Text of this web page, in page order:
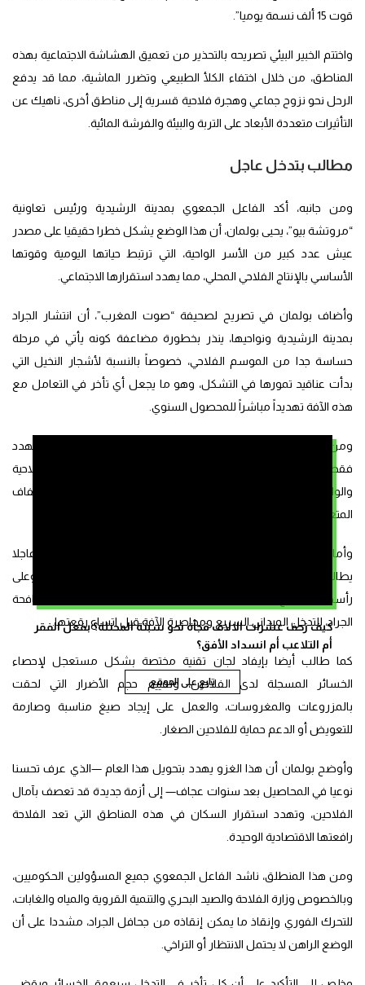
كيف زحف عشرات الالاف فجأة نحو سبتة المحتلة؟ بفعل الفقر
أم التلاعب أم انسداد الأفق؟
تابع على الموقع
قوت 15 ألف نسمة يوميا”.
واختتم الخبير البيئي تصريحه بالتحذير من تعميق الهشاشة الاجتماعية بهذه
المناطق، من خلال اختفاء الكلأ الطبيعي وتضرر الماشية، مما قد يدفع
الرحل نحو نزوح جماعي وهجرة فلاحية قسرية إلى مناطق أخرى، ناهيك عن
التأثيرات متعددة الأبعاد على التربة والبيئة والفرشة المائية.
مطالب بتدخل عاجل
ومن جانبه، أكد الفاعل الجمعوي بمدينة الرشيدية ورئيس تعاونية
“مروتشة بيو”، يحيى بولمان، أن هذا الوضع يشكل خطرا حقيقيا على مصدر
عيش عدد كبير من الأسر الواحية، التي ترتبط حياتها اليومية وقوتها
الأساسي بالإنتاج الفلاحي المحلي، مما يهدد استقرارها الاجتماعي.
وأضاف بولمان في تصريح لصحيفة “صوت المغرب”، أن انتشار الجراد
بمدينة الرشيدية ونواحيها، ينذر بخطورة مضاعفة كونه يأتي في مرحلة
حساسة جدا من الموسم الفلاحي، خصوصاً بالنسبة لأشجار النخيل التي
بدأت عناقيد تمورها في التشكل، وهو ما يجعل أي تأخر في التعامل مع
هذه الآفة تهديداً مباشراً للمحصول السنوي.
ومن جهة أخرى يرى المتحدث أن اقتحام الجراد لهذه المناطق لا يهدد
فقط الزراعات الموسمية الحالية، بل يمس عمق المنظومة الفلاحية
والواحية الهشة، التي تعاني أساسا منذ سنوات طويلة من آثار الجفاف
المتعاقب وتراجع الموارد المائية الجوفية.
وأمام هذا الوضع المقلق، وجه رئيس تعاونية “مروتشة بيو” نداء عاجلا
يطالب فيه بتعبئة فورية من طرف مختلف السلطات المختصة، وعلى
رأسها المصالح الفلاحية والسلطات المحلية والجهات المعنية بمكافحة
الجراد، للتدخل الميداني السريع ومحاصرة الآفة قبل اتساع رقعتها.
كما طالب أيضا بإيفاد لجان تقنية مختصة بشكل مستعجل لإحصاء
الخسائر المسجلة لدى الفلاحين، وتقييم حجم الأضرار التي لحقت
بالمزروعات والمغروسات، والعمل على إيجاد صيغ مناسبة وصارمة
للتعويض أو الدعم حماية للفلاحين الصغار.
وأوضح بولمان أن هذا الغزو يهدد بتحويل هذا العام —الذي عرف تحسنا
نوعيا في المحاصيل بعد سنوات عجاف— إلى أزمة جديدة قد تعصف بآمال
الفلاحين، وتهدد استقرار السكان في هذه المناطق التي تعد الفلاحة
رافعتها الاقتصادية الوحيدة.
ومن هذا المنطلق، ناشد الفاعل الجمعوي جميع المسؤولين الحكوميين،
وبالخصوص وزارة الفلاحة والصيد البحري والتنمية القروية والمياه والغابات،
للتحرك الفوري وإنقاذ ما يمكن إنقاذه من جحافل الجراد، مشددا على أن
الوضع الراهن لا يحتمل الانتظار أو التراخي.